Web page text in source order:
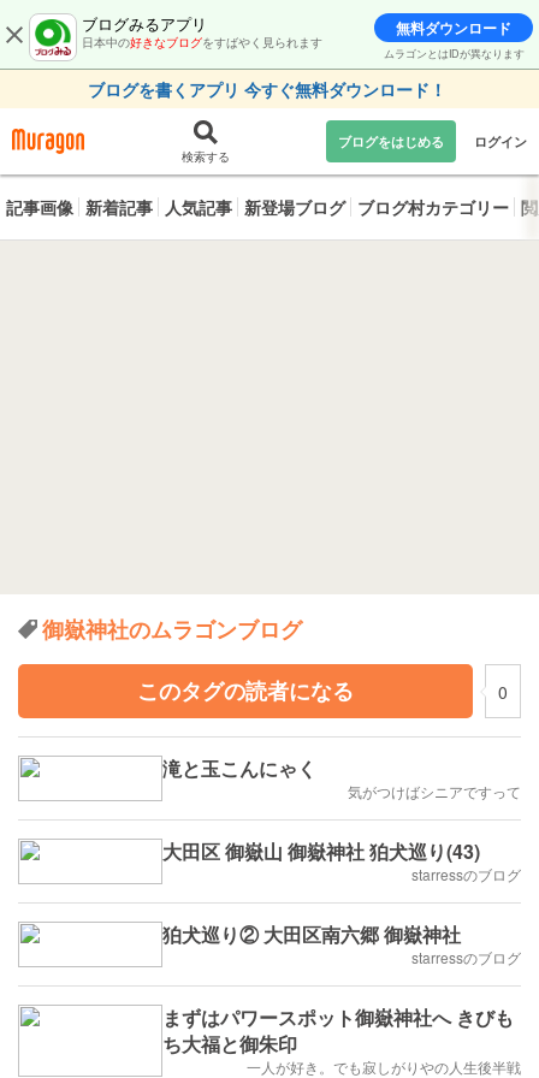
ブログみるアプリ
日本中の好きなブログをすばやく見られます
無料ダウンロード
ムラゴンとはIDが異なります
ブログを書くアプリ 今すぐ無料ダウンロード！
検索する
ブログをはじめる ログイン
記事画像 新着記事 人気記事 新登場ブログ ブログ村カテゴリー
御嶽神社のムラゴンブログ
このタグの読者になる
0
滝と玉こんにゃく
気がつけばシニアですって
大田区 御嶽山 御嶽神社 狛犬巡り(43)
starressのブログ
狛犬巡り② 大田区南六郷 御嶽神社
starressのブログ
まずはパワースポット御嶽神社へ きびも
ち大福と御朱印
一人が好き。でも寂しがりやの人生後半戦